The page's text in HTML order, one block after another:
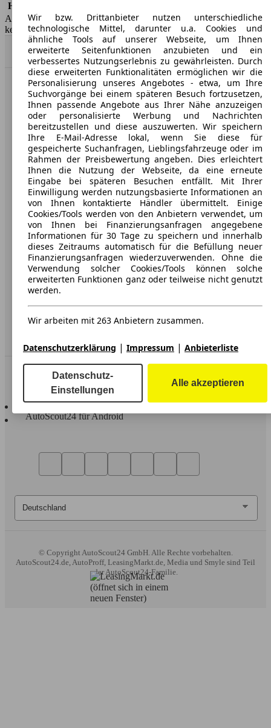
HSN/TSN
AutoScout24 GmbH übernimmt für die Richtigkeit der Angaben
keine Gewähr.
Nach Oben
AutoScout24: Europaweit der größte Online-Automarkt.
Unternehmen
Über AutoScout24
Presse
Karriere
Werbung
AGB
Datenschutz
Impressum
Erklärung zur Barrierefreiheit
Service
In Verbindung bleiben
AutoScout24 für iOS
AutoScout24 für Android
© Copyright AutoScout24 GmbH. Alle Rechte vorbehalten.
AutoScout24.de, AutoProff, LeasingMarkt.de, Media und Smyle sind Teil
der AutoScout24-Familie.
Wir bzw. Drittanbieter nutzen unterschiedliche
technologische Mittel, darunter u.a. Cookies und
ähnliche Tools auf unserer Webseite, um Ihnen
erweiterte Seitenfunktionen anzubieten und ein
verbessertes Nutzungserlebnis zu gewährleisten. Durch
diese erweiterten Funktionalitäten ermöglichen wir die
Personalisierung unseres Angebotes - etwa, um Ihre
Suchvorgänge bei einem späteren Besuch fortzusetzen,
Ihnen passende Angebote aus Ihrer Nähe anzuzeigen
oder personalisierte Werbung und Nachrichten
bereitzustellen und diese auszuwerten. Wir speichern
Ihre E-Mail-Adresse lokal, wenn Sie diese für
gespeicherte Suchanfragen, Lieblingsfahrzeuge oder im
Rahmen der Preisbewertung angeben. Dies erleichtert
Ihnen die Nutzung der Webseite, da eine erneute
Eingabe bei späteren Besuchen entfällt. Mit Ihrer
Einwilligung werden nutzungsbasierte Informationen an
von Ihnen kontaktierte Händler übermittelt. Einige
Cookies/Tools werden von den Anbietern verwendet, um
von Ihnen bei Finanzierungsanfragen angegebene
Informationen für 30 Tage zu speichern und innerhalb
dieses Zeitraums automatisch für die Befüllung neuer
Finanzierungsanfragen wiederzuverwenden. Ohne die
Verwendung solcher Cookies/Tools können solche
erweiterten Funktionen ganz oder teilweise nicht genutzt
werden.
Wir arbeiten mit 263 Anbietern zusammen.
Datenschutzerklärung | Impressum | Anbieterliste
Datenschutz-
Einstellungen
Alle akzeptieren